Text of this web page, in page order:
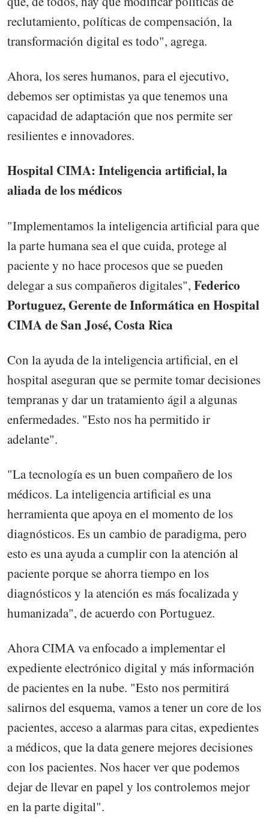
reclutamiento, políticas de compensación, la
transformación digital es todo", agrega.
Ahora, los seres humanos, para el ejecutivo,
debemos ser optimistas ya que tenemos una
capacidad de adaptación que nos permite ser
resilientes e innovadores.
Hospital CIMA: Inteligencia artificial, la
aliada de los médicos
"Implementamos la inteligencia artificial para que
la parte humana sea el que cuida, protege al
paciente y no hace procesos que se pueden
delegar a sus compañeros digitales", Federico
Portuguez, Gerente de Informática en Hospital
CIMA de San José, Costa Rica
Con la ayuda de la inteligencia artificial, en el
hospital aseguran que se permite tomar decisiones
tempranas y dar un tratamiento ágil a algunas
enfermedades. "Esto nos ha permitido ir
adelante".
"La tecnología es un buen compañero de los
médicos. La inteligencia artificial es una
herramienta que apoya en el momento de los
diagnósticos. Es un cambio de paradigma, pero
esto es una ayuda a cumplir con la atención al
paciente porque se ahorra tiempo en los
diagnósticos y la atención es más focalizada y
humanizada", de acuerdo con Portuguez.
Ahora CIMA va enfocado a implementar el
expediente electrónico digital y más información
de pacientes en la nube. "Esto nos permitirá
salirnos del esquema, vamos a tener un core de los
pacientes, acceso a alarmas para citas, expedientes
a médicos, que la data genere mejores decisiones
con los pacientes. Nos hacer ver que podemos
dejar de llevar en papel y los controlemos mejor
en la parte digital".